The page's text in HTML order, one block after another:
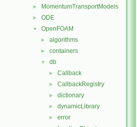
► MomentumTransportModels
► ODE
▼ OpenFOAM
► algorithms
► containers
▼ db
► Callback
► CallbackRegistry
► dictionary
► dynamicLibrary
► error